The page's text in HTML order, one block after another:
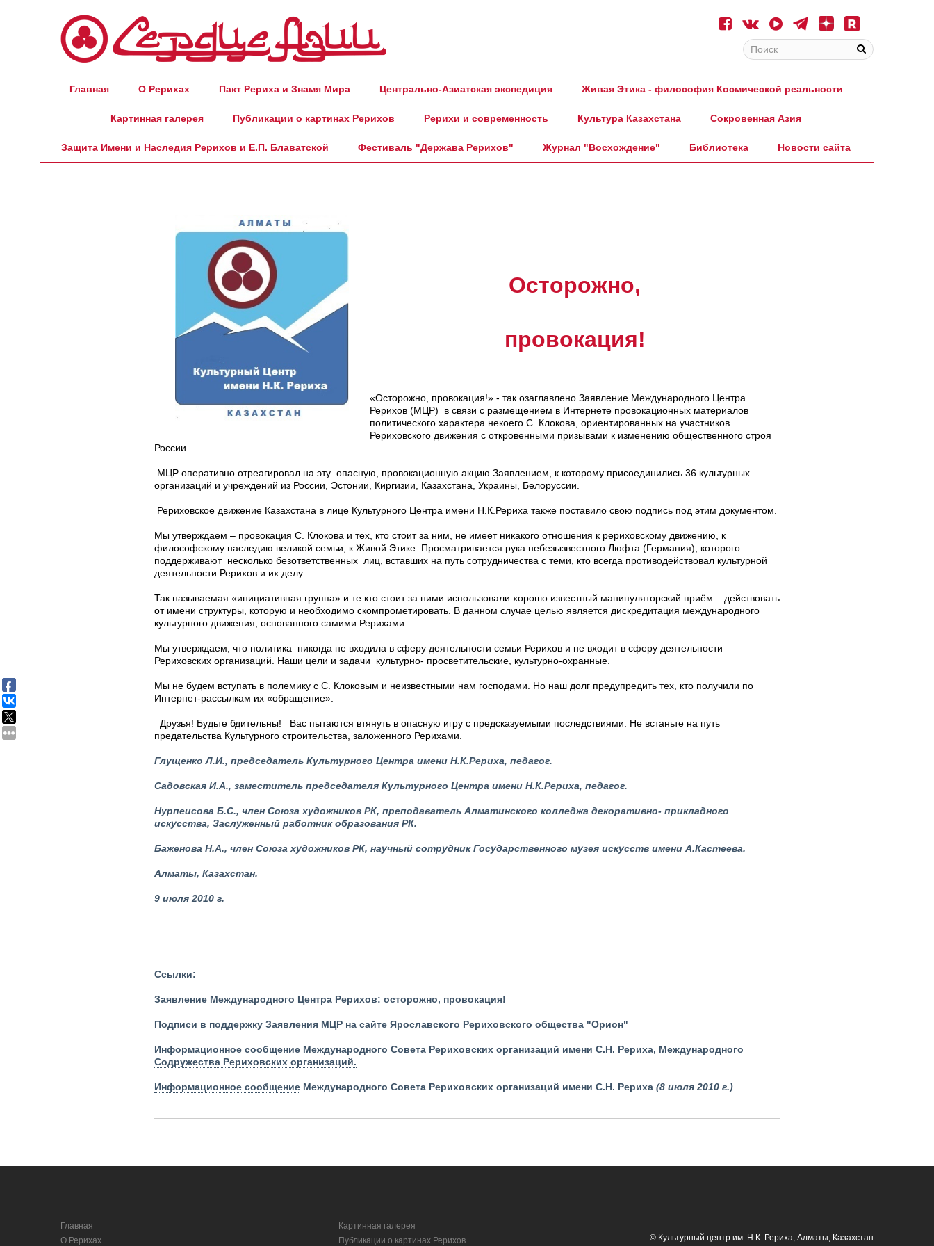
Главная О Рерихах Пакт Рериха и Знамя Мира Центрально-Азиатская экспедиция Живая Этика - философия Космической реальности
Картинная галерея Публикации о картинах Рерихов Рерихи и современность Культура Казахстана Сокровенная Азия
Защита Имени и Наследия Рерихов и Е.П. Блаватской Фестиваль "Держава Рерихов" Журнал "Восхождение" Библиотека Новости сайта
Осторожно,
провокация!
«Осторожно, провокация!» - так озаглавлено Заявление Международного Центра
Рерихов (МЦР) в связи с размещением в Интернете провокационных материалов
политического характера некоего С. Клокова, ориентированных на участников
Рериховского движения с откровенными призывами к изменению общественного строя
России.
МЦР оперативно отреагировал на эту опасную, провокационную акцию Заявлением, к которому присоединились 36 культурных
организаций и учреждений из России, Эстонии, Киргизии, Казахстана, Украины, Белоруссии.
Рериховское движение Казахстана в лице Культурного Центра имени Н.К.Рериха также поставило свою подпись под этим документом.
Мы утверждаем – провокация С. Клокова и тех, кто стоит за ним, не имеет никакого отношения к рериховскому движению, к
философскому наследию великой семьи, к Живой Этике. Просматривается рука небезызвестного Люфта (Германия), которого
поддерживают несколько безответственных лиц, вставших на путь сотрудничества с теми, кто всегда противодействовал культурной
деятельности Рерихов и их делу.
Так называемая «инициативная группа» и те кто стоит за ними использовали хорошо известный манипуляторский приём – действовать
от имени структуры, которую и необходимо скомпрометировать. В данном случае целью является дискредитация международного
культурного движения, основанного самими Рерихами.
Мы утверждаем, что политика никогда не входила в сферу деятельности семьи Рерихов и не входит в сферу деятельности
Рериховских организаций. Наши цели и задачи культурно- просветительские, культурно-охранные.
Мы не будем вступать в полемику с С. Клоковым и неизвестными нам господами. Но наш долг предупредить тех, кто получили по
Интернет-рассылкам их «обращение».
Друзья! Будьте бдительны! Вас пытаются втянуть в опасную игру с предсказуемыми последствиями. Не встаньте на путь
предательства Культурного строительства, заложенного Рерихами.
Глущенко Л.И., председатель Культурного Центра имени Н.К.Рериха, педагог.
Садовская И.А., заместитель председателя Культурного Центра имени Н.К.Рериха, педагог.
Нурпеисова Б.С., член Союза художников РК, преподаватель Алматинского колледжа декоративно- прикладного
искусства, Заслуженный работник образования РК.
Баженова Н.А., член Союза художников РК, научный сотрудник Государственного музея искусств имени А.Кастеева.
Алматы, Казахстан.
9 июля 2010 г.
Ссылки:
Заявление Международного Центра Рерихов: осторожно, провокация!
Подписи в поддержку Заявления МЦР на сайте Ярославского Рериховского общества "Орион"
Информационное сообщение Международного Cовета Рериховских организаций имени С.Н. Рериха, Международного
Содружества Рериховских организаций.
Информационное сообщение Международного Совета Рериховских организаций имени С.Н. Рериха (8 июля 2010 г.)
Главная
О Рерихах
Картинная галерея
Публикации о картинах Рерихов
© Культурный центр им. Н.К. Рериха, Алматы, Казахстан